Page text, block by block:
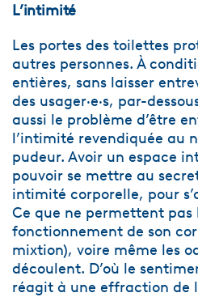
L’intimité
Les portes des toilettes
autres personnes. À
entières, sans laisser
des usager·e·s, par-
aussi le problème d’être
l’intimité revendiquée au
pudeur. Avoir un espace
pouvoir se mettre au
intimité corporelle, pour
Ce que ne permettent pas
fonctionnement de son
mixtion), voire même les
découlent. D’où le
réagit à une effraction de